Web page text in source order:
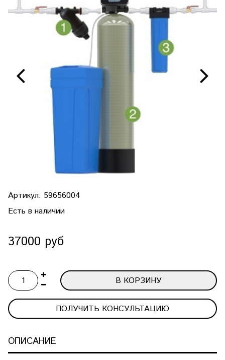
Артикул: 59656004
Есть в наличии
37000 руб
В КОРЗИНУ
ПОЛУЧИТЬ КОНСУЛЬТАЦИЮ
ОПИСАНИЕ